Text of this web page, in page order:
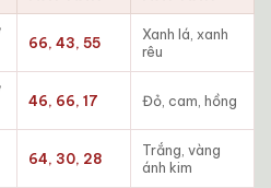
66, 43, 55
Xanh lá, xanh
rêu
46, 66, 17 Đỏ, cam, hồng
64, 30, 28
Trắng, vàng
ánh kim